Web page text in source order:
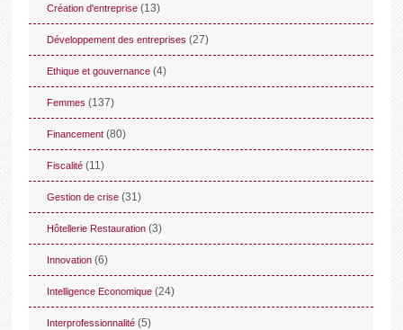
Création d'entreprise (13)
Développement des entreprises (27)
Ethique et gouvernance (4)
Femmes (137)
Financement (80)
Fiscalité (11)
Gestion de crise (31)
Hôtellerie Restauration (3)
Innovation (6)
Intelligence Economique (24)
Interprofessionnalité (5)